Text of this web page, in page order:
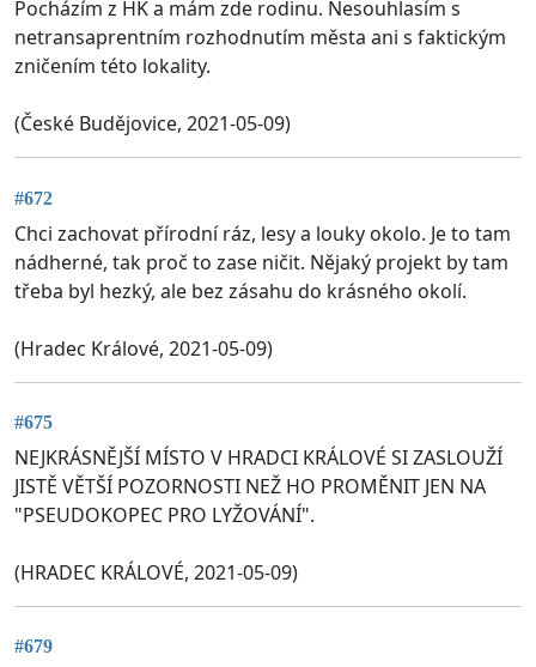
Pocházím z HK a mám zde rodinu. Nesouhlasím s
netransaprentním rozhodnutím města ani s faktickým
zničením této lokality.
(České Budějovice, 2021-05-09)
#672
Chci zachovat přírodní ráz, lesy a louky okolo. Je to tam
nádherné, tak proč to zase ničit. Nějaký projekt by tam
třeba byl hezký, ale bez zásahu do krásného okolí.
(Hradec Králové, 2021-05-09)
#675
NEJKRÁSNĚJŠÍ MÍSTO V HRADCI KRÁLOVÉ SI ZASLOUŽÍ
JISTĚ VĚTŠÍ POZORNOSTI NEŽ HO PROMĚNIT JEN NA
"PSEUDOKOPEC PRO LYŽOVÁNÍ".
(HRADEC KRÁLOVÉ, 2021-05-09)
#679